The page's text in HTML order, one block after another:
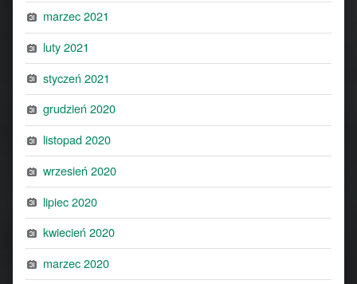
marzec 2021
luty 2021
styczeń 2021
grudzień 2020
listopad 2020
wrzesień 2020
lipiec 2020
kwiecień 2020
marzec 2020